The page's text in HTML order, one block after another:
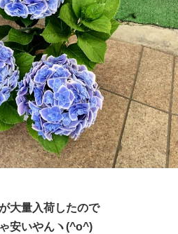
大量入荷したので
安いやんヽ(^o^)